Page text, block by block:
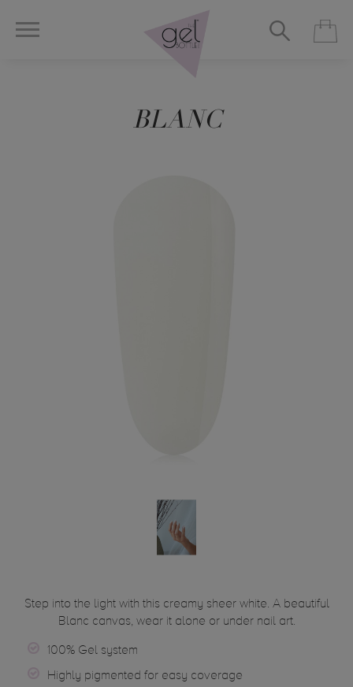
BLANC
Step into the light with this creamy sheer white. A beautiful
Blanc canvas, wear it alone or under nail art.
100% Gel system
Highly pigmented for easy coverage